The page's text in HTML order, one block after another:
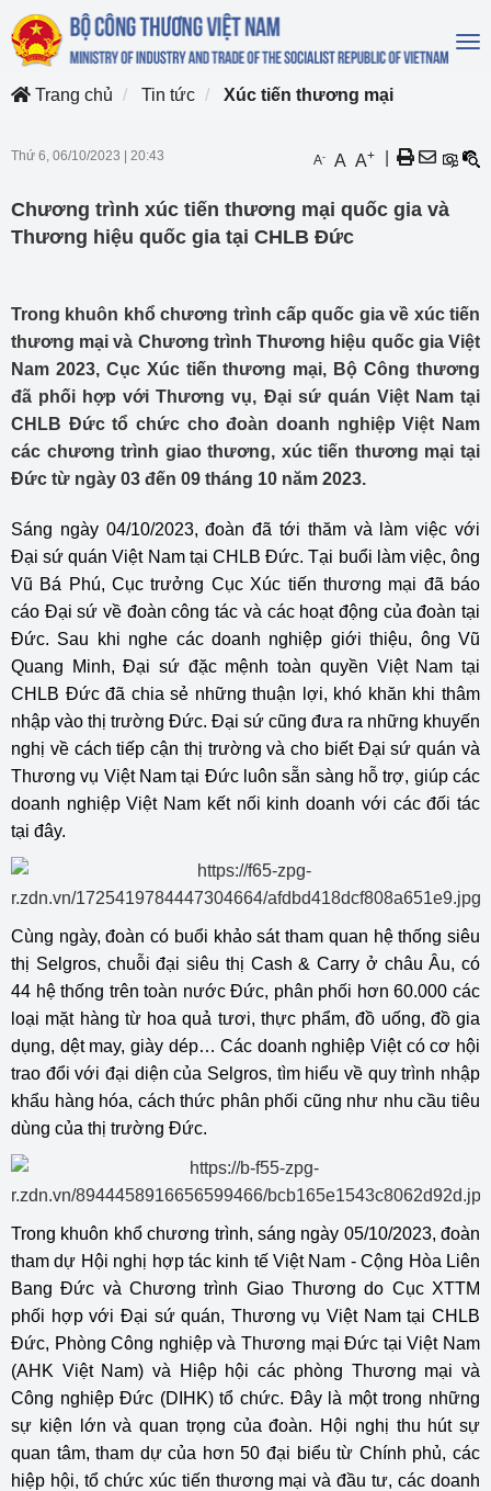
Trang chủ
Tin tức Xúc tiến thương mại
Thứ 6, 06/10/2023 20:43 A- A A+
Chương trình xúc tiến thương mại quốc gia và
Thương hiệu quốc gia tại CHLB Đức
Trong khuôn khổ chương trình cấp quốc gia về xúc tiến
thương mại và Chương trình Thương hiệu quốc gia Việt
Nam 2023, Cục Xúc tiến thương mại, Bộ Công thương
đã phối hợp với Thương vụ, Đại sứ quán Việt Nam tại
CHLB Đức tổ chức cho đoàn doanh nghiệp Việt Nam
các chương trình giao thương, xúc tiến thương mại tại
Đức từ ngày 03 đến 09 tháng 10 năm 2023.
Sáng ngày 04/10/2023, đoàn đã tới thăm và làm việc với
Đại sứ quán Việt Nam tại CHLB Đức. Tại buổi làm việc, ông
Vũ Bá Phú, Cục trưởng Cục Xúc tiến thương mại đã báo
cáo Đại sứ về đoàn công tác và các hoạt động của đoàn tại
Đức. Sau khi nghe các doanh nghiệp giới thiệu, ông Vũ
Quang Minh, Đại sứ đặc mệnh toàn quyền Việt Nam tại
CHLB Đức đã chia sẻ những thuận lợi, khó khăn khi thâm
nhập vào thị trường Đức. Đại sứ cũng đưa ra những khuyến
nghị về cách tiếp cận thị trường và cho biết Đại sứ quán và
Thương vụ Việt Nam tại Đức luôn sẵn sàng hỗ trợ, giúp các
doanh nghiệp Việt Nam kết nối kinh doanh với các đối tác
tại đây.
Cùng ngày, đoàn có buổi khảo sát tham quan hệ thống siêu
thị Selgros, chuỗi đại siêu thị Cash & Carry ở châu Âu, có
44 hệ thống trên toàn nước Đức, phân phối hơn 60.000 các
loại mặt hàng từ hoa quả tươi, thực phẩm, đồ uống, đồ gia
dụng, dệt may, giày dép… Các doanh nghiệp Việt có cơ hội
trao đổi với đại diện của Selgros, tìm hiểu về quy trình nhập
khẩu hàng hóa, cách thức phân phối cũng như nhu cầu tiêu
dùng của thị trường Đức.
Trong khuôn khổ chương trình, sáng ngày 05/10/2023, đoàn
tham dự Hội nghị hợp tác kinh tế Việt Nam - Cộng Hòa Liên
Bang Đức và Chương trình Giao Thương do Cục XTTM
phối hợp với Đại sứ quán, Thương vụ Việt Nam tại CHLB
Đức, Phòng Công nghiệp và Thương mại Đức tại Việt Nam
(AHK Việt Nam) và Hiệp hội các phòng Thương mại và
Công nghiệp Đức (DIHK) tổ chức. Đây là một trong những
sự kiện lớn và quan trọng của đoàn. Hội nghị thu hút sự
quan tâm, tham dự của hơn 50 đại biểu từ Chính phủ, các
hiệp hội, tổ chức xúc tiến thương mại và đầu tư, các doanh